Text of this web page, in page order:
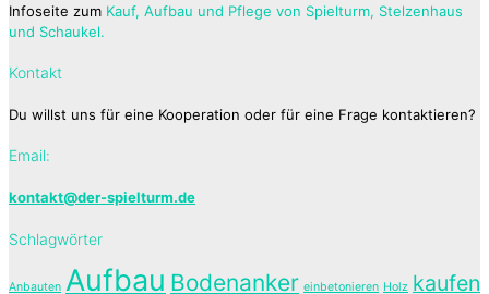
Infoseite zum Kauf, Aufbau und Pflege von Spielturm, Stelzenhaus
und Schaukel.
Kontakt
Du willst uns für eine Kooperation oder für eine Frage kontaktieren?
Email:
kontakt@der-spielturm.de
Schlagwörter
Anbauten Aufbau Bodenanker einbetonieren Holz kaufen